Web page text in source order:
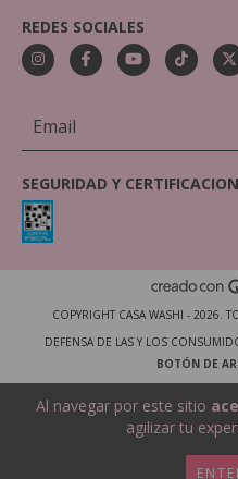
Al navegar por este sitio
agilizar tu
REDES SOCIALES
SEGURIDAD Y
COPYRIGHT CASA WASHI - 2026.
DEFENSA DE LAS Y LOS
BOTÓN DE